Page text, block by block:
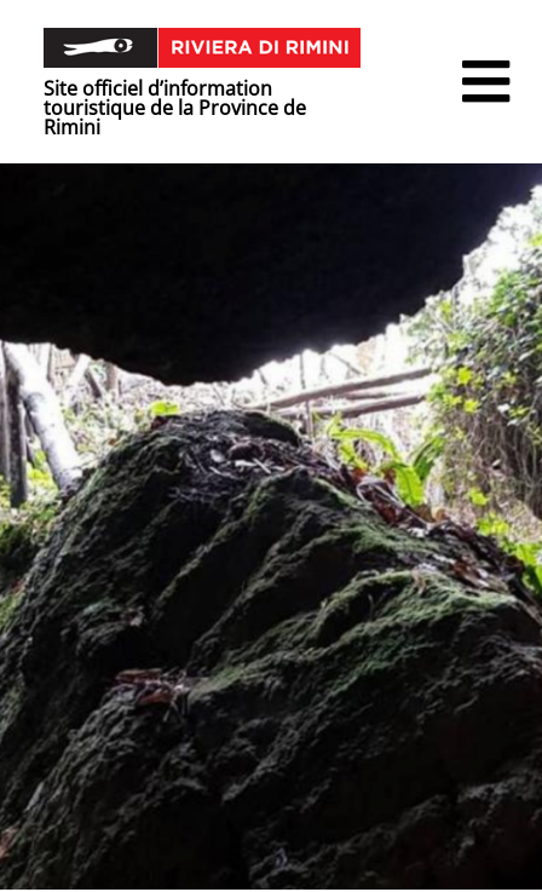
Site officiel d’information
touristique de la Province de
Rimini